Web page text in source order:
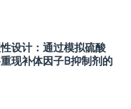
设计：通过模拟硫酸
现补体因子B抑制剂的